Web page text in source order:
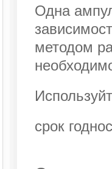
Одна
методом
срок